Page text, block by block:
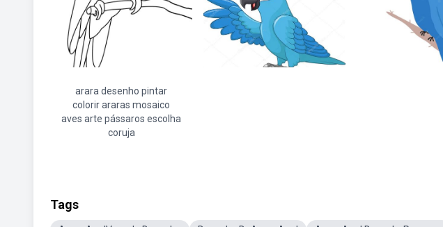
arara desenho pintar
colorir araras mosaico
aves arte pássaros escolha
coruja
Tags